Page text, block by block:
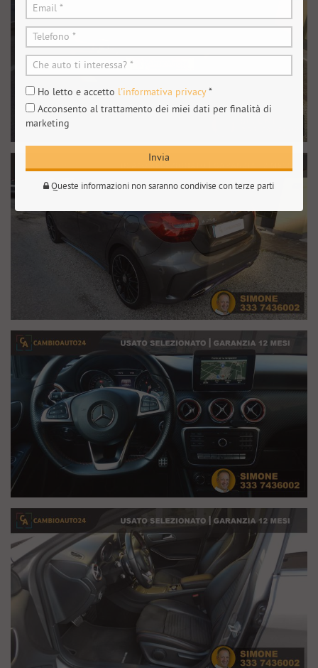
Ho letto e accetto l'informativa privacy*
Acconsento al trattamento dei miei dati per finalità di
marketing
Invia
Queste informazioni non saranno condivise con terze parti